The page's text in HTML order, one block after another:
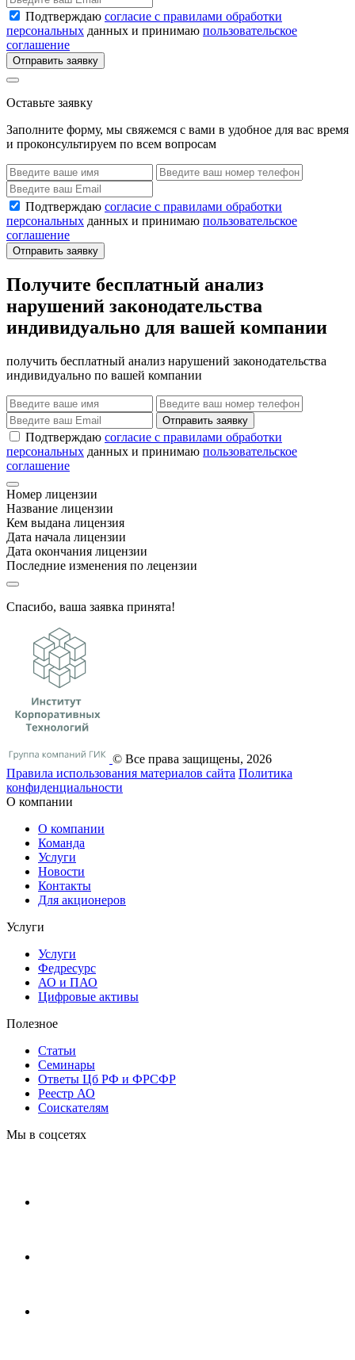
Подтверждаю согласие с правилами обработки
персональных данных и принимаю пользовательское
соглашение
Отправить заявку
Оставьте заявку
Заполните форму, мы свяжемся с вами в удобное для вас время
и проконсультируем по всем вопросам
Подтверждаю согласие с правилами обработки
персональных данных и принимаю пользовательское
соглашение
Отправить заявку
Получите бесплатный анализ
нарушений законодательства
индивидуально для вашей компании
получить бесплатный анализ нарушений законодательства
индивидуально по вашей компании
Отправить заявку
Подтверждаю согласие с правилами обработки
персональных данных и принимаю пользовательское
соглашение
Номер лицензии
Название лицензии
Кем выдана лицензия
Дата начала лицензии
Дата окончания лицензии
Последние изменения по лецензии
Спасибо, ваша заявка принята!
© Все права защищены, 2026
Правила использования материалов сайта Политика
конфиденциальности
О компании
О компании
Команда
Услуги
Новости
Контакты
Для акционеров
Услуги
Услуги
Федресурс
АО и ПАО
Цифровые активы
Полезное
Статьи
Cеминары
Ответы Цб РФ и ФРСФР
Реестр АО
Соискателям
Мы в соцсетях